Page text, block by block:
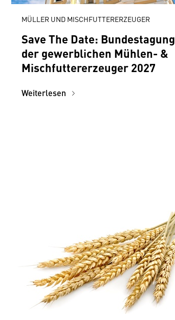
MÜLLER UND MISCHFUTTERERZEUGER
Save The Date: Bundestagung
der gewerblichen Mühlen- &
Mischfuttererzeuger 2027
Weiterlesen